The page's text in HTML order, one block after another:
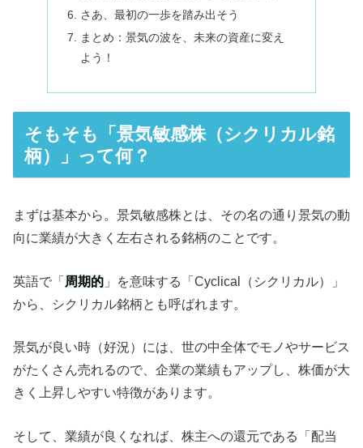
さあ、最初の一歩を踏み出そう
まとめ：景気の波を、未来の資産に変え
よう！
そもそも「景気敏感株（シクリカル銘
柄）」って何？
まずは基本から。景気敏感株とは、その名の通り景気の動
向に業績が大きく左右される銘柄のことです。
英語で「 周期的 」を意味する「Cyclical（シクリカル）」
から、シクリカル銘柄とも呼ばれます。
景気が良い時（好況）には、世の中全体でモノやサービス
がたくさん売れるので、企業の業績もアップし、株価が大
きく上昇しやすい特徴があります。
そして、業績が良くなれば、株主への還元である「配当